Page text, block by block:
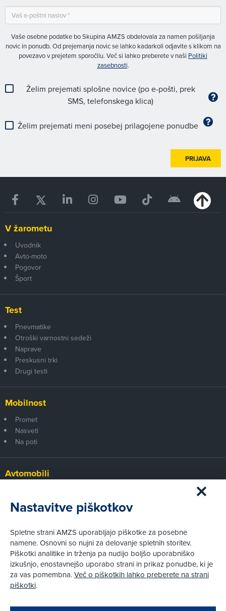
Zapri
Vaše osebne podatke bo Skupina AMZS obdelovala za namen pošiljanja
novic in ponudb. Od prejemanja novic se lahko kadarkoli odjavite s klikom na
povezavo v prejetem sporočilu. Več si lahko preberete v naši Politiki
zasebnosti.
Želim prejemati splošne novice (po e-pošti, prek
SMS, telefonskega klica)
Želim prejemati meni posebej prilagojene ponudbe
PRIJAVA
V žarometu
Uvodnik
Avto-moto
Pogovor
Šport
Test
Pnevmatike
Otroški varnostni sedeži
Naprave
Preskusni trki
Drugi testi
Mobilnost
Promet
Nasveti
Na poti
Avtomobili
Prvi pogled
Za volanom
Tehnika
Pravni vidiki
Piškotki
Pravno obvestilo
Nastavitve piškotkov
Spletne strani AMZS uporabljajo piškotke za posebne
namene. Osnovni so nujni za delovanje spletnih storitev.
Piškotki analitike in trženja pa nudijo boljšo uporabniško
izkušnjo, enostavnejšo uporabo strani in prikaz ponudbe, ki je
za vas pomembna.Več o piškotkih lahko preberete na strani
piškotki.